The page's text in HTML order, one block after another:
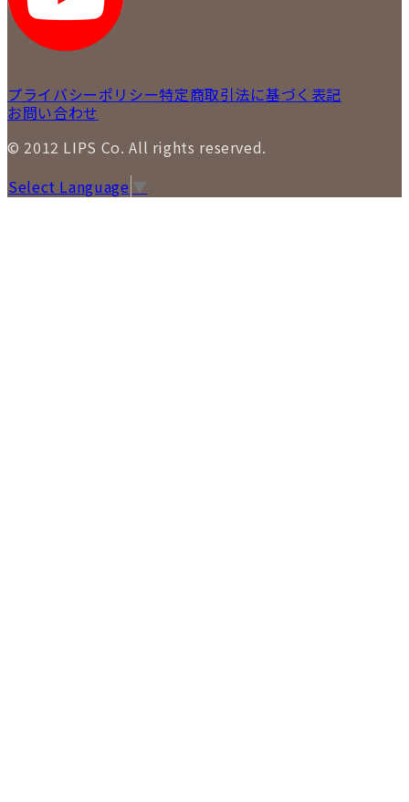
プライバシーポリシー特定商取引法に基づく表記
お問い合わせ
© 2012 LIPS Co. All rights reserved.
Select Language ▼